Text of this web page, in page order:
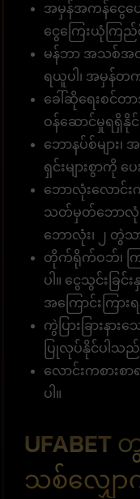
အမှန်အကန်ငွေပေး
ငွေကြေးယုံကြည်စိ
မန်ဘာ အသစ်အတွ
ရယူပါ၊ အမှန်တ
ခေါ်ဆိုရေးစင်တ
ဝန်ဆောင်မှုရရှိနို
ဘောနပ်စ်များ၊
ရှင်းများစွာကို ပ
ဘောလုံးလောင်
သတ်မှတ်ဘောလုံး
ဘောလုံး၊ ၂ တွဲသ
တိုက်ရိုက်ဝဘ်၊ ကြ
ပါ။ ငွေသွင်းခြ
အကြောင်းကြား
ကွဲပြားခြားန
ပြုလုပ်နိုင်ပါသည်
လောင်းကစားစာ
ပါ။
သစ်လျှော